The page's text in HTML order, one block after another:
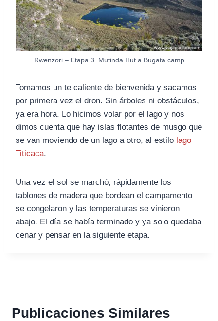
Rwenzori – Etapa 3. Mutinda Hut a Bugata camp
Tomamos un te caliente de bienvenida y sacamos
por primera vez el dron. Sin árboles ni obstáculos,
ya era hora. Lo hicimos volar por el lago y nos
dimos cuenta que hay islas flotantes de musgo que
se van moviendo de un lago a otro, al estilo lago
Titicaca.
Una vez el sol se marchó, rápidamente los
tablones de madera que bordean el campamento
se congelaron y las temperaturas se vinieron
abajo. El día se había terminado y ya solo quedaba
cenar y pensar en la siguiente etapa.
Publicaciones Similares